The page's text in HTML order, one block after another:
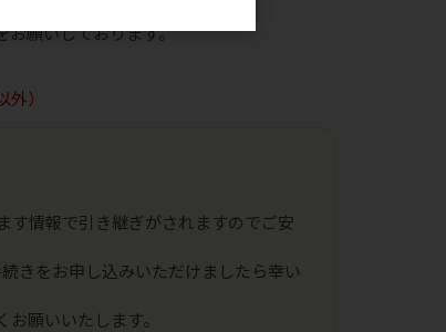
お願いしております。
）
す情報で引き継ぎがされますのでご安
きをお申し込みいただけましたら幸い
願いいたします。